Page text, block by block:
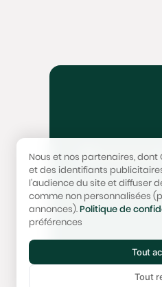
© 2017-2025
Nous et nos partenaires, dont
et des identifiants
l'audience du site et diffuser
comme non personnalisées
annonces).Politique de
préférences
Tout
Tout